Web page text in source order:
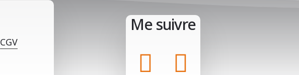
CGV
Me suivre